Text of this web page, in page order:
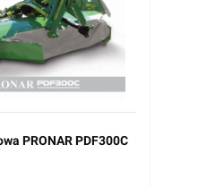
PRONAR PDF300C